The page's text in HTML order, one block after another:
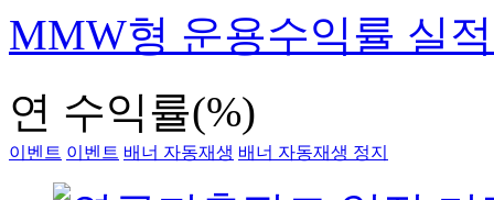
MMW형 운용수익률 실
연 수익률(%)
이벤트 이벤트 배너 자동재생 배너 자동재생 정지